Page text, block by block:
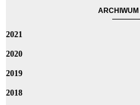
2021
2020
2019
2018